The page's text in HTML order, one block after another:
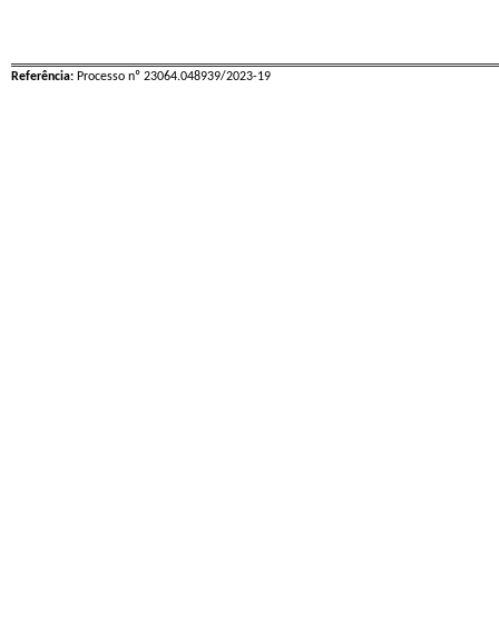
Referência: Processo nº 23064.048939/2023-19